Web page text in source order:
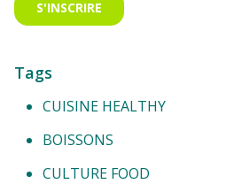
Tags
CUISINE HEALTHY
BOISSONS
CULTURE FOOD